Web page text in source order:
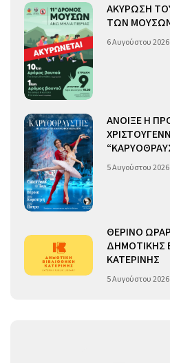
ΑΚΥΡΩΣΗ
ΤΩΝ
6 Αυγούστου
ΑΝΟΙΞΕ Η
5 Αυγούστου
ΘΕΡΙΝΟ
ΔΗΜΟΤΙΚΗΣ
ΚΑΤΕΡΙΝΗΣ
5 Αυγούστου